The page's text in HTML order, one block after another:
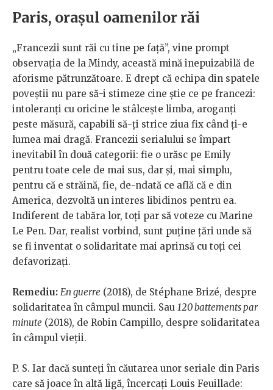
Paris, orașul oamenilor răi
„Francezii sunt răi cu tine pe față”, vine prompt
observația de la Mindy, această mină inepuizabilă de
aforisme pătrunzătoare. E drept că echipa din spatele
poveștii nu pare să-i stimeze cine știe ce pe francezi:
intoleranți cu oricine le stâlcește limba, aroganți
peste măsură, capabili să-ți strice ziua fix când ți-e
lumea mai dragă. Francezii serialului se împart
inevitabil în două categorii: fie o urăsc pe Emily
pentru toate cele de mai sus, dar și, mai simplu,
pentru că e străină, fie, de-ndată ce află că e din
America, dezvoltă un interes libidinos pentru ea.
Indiferent de tabăra lor, toți par să voteze cu Marine
Le Pen. Dar, realist vorbind, sunt puține țări unde să
se fi inventat o solidaritate mai aprinsă cu toți cei
defavorizați.
Remediu: En guerre (2018), de Stéphane Brizé, despre
solidaritatea în câmpul muncii. Sau 120 battements par
minute (2018), de Robin Campillo, despre solidaritatea
în câmpul vieții.
P. S. Iar dacă sunteți în căutarea unor seriale din Paris
care să joace în altă ligă, încercați Louis Feuillade: